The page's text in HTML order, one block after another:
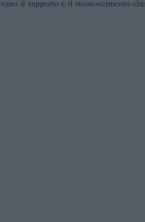
il supporto e il riconoscimento che